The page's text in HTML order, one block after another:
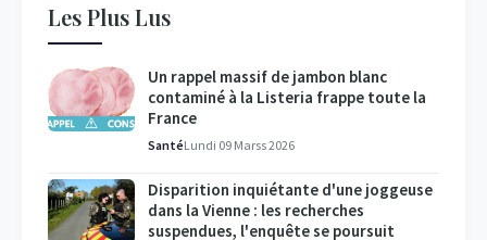
Les Plus Lus
Un rappel massif de jambon blanc
contaminé à la Listeria frappe toute la
France
SantéLundi 09 Marss 2026
Disparition inquiétante d'une joggeuse
dans la Vienne : les recherches
suspendues, l'enquête se poursuit